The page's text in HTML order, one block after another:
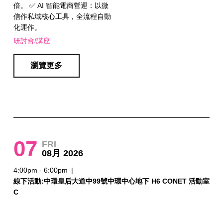
倍。 ✅ AI 智能電商營運：以微
信作私域核心工具，全流程自動
化運作。
研討會/講座
瀏覽更多
07 FRI
08月 2026
4:00pm - 6:00pm |
線下活動:中環皇后大道中99號中環中心地下 H6 CONET 活動室
C